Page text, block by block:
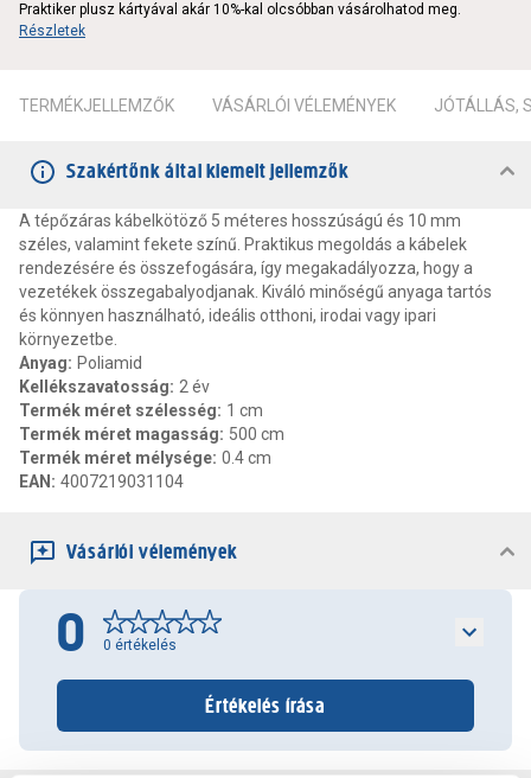
Praktiker plusz kártyával akár 10%-kal olcsóbban vásárolhatod meg.
Részletek
TERMÉKJELLEMZŐK VÁSÁRLÓI VÉLEMÉNYEK JÓTÁLLÁS,
Szakértőnk által kiemelt jellemzők
A tépőzáras kábelkötöző 5 méteres hosszúságú és 10 mm
széles, valamint fekete színű. Praktikus megoldás a kábelek
rendezésére és összefogására, így megakadályozza, hogy a
vezetékek összegabalyodjanak. Kiváló minőségű anyaga tartós
és könnyen használható, ideális otthoni, irodai vagy ipari
környezetbe.
Anyag: Poliamid
Kellékszavatosság: 2 év
Termék méret szélesség: 1 cm
Termék méret magasság: 500 cm
Termék méret mélysége: 0.4 cm
EAN : 4007219031104
Vásárlói vélemények
0 0 értékelés
Értékelés írása